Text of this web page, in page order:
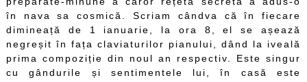
în nava sa cosmică. Scriam cândva că în fiecare
dimineață de 1 ianuarie, la ora 8, el se așează
negreșit în fața claviaturilor pianului, dând la iveală
prima compoziție din noul an respectiv. Este singur
cu gândurile și sentimentele lui, în casă este